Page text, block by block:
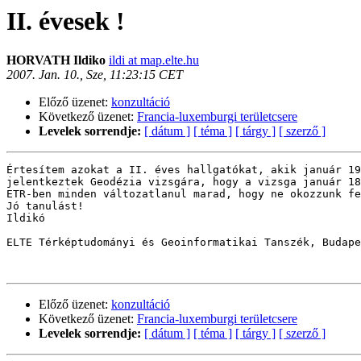
II. évesek !
HORVATH Ildiko ildi at map.elte.hu
2007. Jan. 10., Sze, 11:23:15 CET
Előző üzenet: konzultáció
Következő üzenet: Francia-luxemburgi területcsere
Levelek sorrendje: [ dátum ] [ téma ] [ tárgy ] [ szerző ]
Értesítem azokat a II. éves hallgatókat, akik január
jelentkeztek Geodézia vizsgára, hogy a vizsga január
ETR-ben minden változatlanul marad, hogy ne okozzunk
Jó tanulást!
Ildikó
ELTE Térképtudományi és Geoinformatikai Tanszék,
Előző üzenet: konzultáció
Következő üzenet: Francia-luxemburgi területcsere
Levelek sorrendje: [ dátum ] [ téma ] [ tárgy ] [ szerző ]